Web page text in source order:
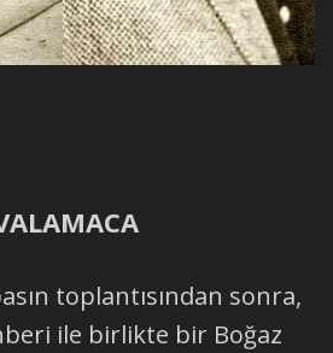
toplantısından sonra,
ile birlikte bir Boğaz